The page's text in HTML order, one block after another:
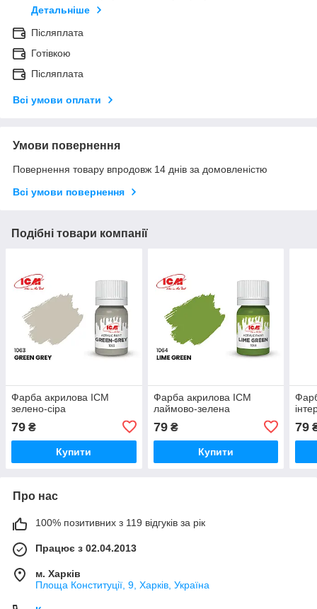
Детальніше
Післяплата
Готівкою
Післяплата
Всі умови оплати
Умови повернення
Повернення товару впродовж 14 днів за домовленістю
Всі умови повернення
Подібні товари компанії
Фарба акрилова ICM
зелено-сіра
79 ₴
Купити
Фарба акрилова ICM
лаймово-зелена
79₴
Купити
79
Про нас
100% позитивних з 119 відгуків за рік
Працює з 02.04.2013
м. Харків
Площа Конституції, 9, Харків, Україна